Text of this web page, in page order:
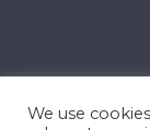
We use